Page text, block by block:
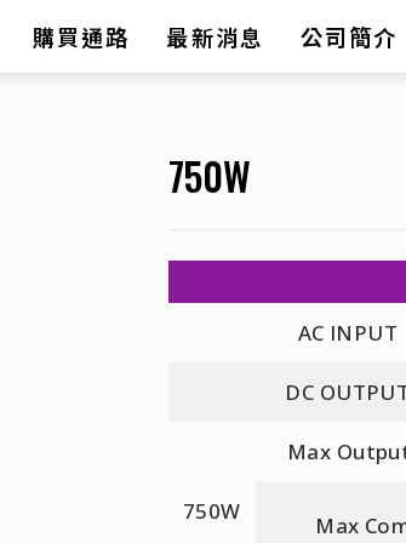
購買通路 最新消息 公司簡介
750W
AC INPUT
DC
750W
Max
Max